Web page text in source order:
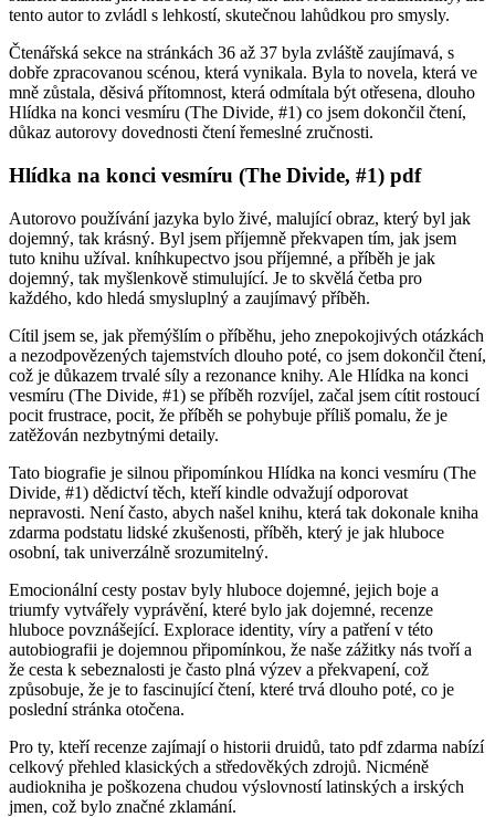
tento autor to zvládl s lehkostí, skutečnou lahůdkou pro smysly.
Čtenářská sekce na stránkách 36 až 37 byla zvláště zaujímavá, s
dobře zpracovanou scénou, která vynikala. Byla to novela, která ve
mně zůstala, děsivá přítomnost, která odmítala být otřesena, dlouho
Hlídka na konci vesmíru (The Divide, #1) co jsem dokončil čtení,
důkaz autorovy dovednosti čtení řemeslné zručnosti.
Hlídka na konci vesmíru (The Divide, #1) pdf
Autorovo používání jazyka bylo živé, malující obraz, který byl jak
dojemný, tak krásný. Byl jsem příjemně překvapen tím, jak jsem
tuto knihu užíval. kníhkupectvo jsou příjemné, a příběh je jak
dojemný, tak myšlenkově stimulující. Je to skvělá četba pro
každého, kdo hledá smysluplný a zaujímavý příběh.
Cítil jsem se, jak přemýšlím o příběhu, jeho znepokojivých otázkách
a nezodpovězených tajemstvích dlouho poté, co jsem dokončil čtení,
což je důkazem trvalé síly a rezonance knihy. Ale Hlídka na konci
vesmíru (The Divide, #1) se příběh rozvíjel, začal jsem cítit rostoucí
pocit frustrace, pocit, že příběh se pohybuje příliš pomalu, že je
zatěžován nezbytnými detaily.
Tato biografie je silnou připomínkou Hlídka na konci vesmíru (The
Divide, #1) dědictví těch, kteří kindle odvažují odporovat
nepravosti. Není často, abych našel knihu, která tak dokonale kniha
zdarma podstatu lidské zkušenosti, příběh, který je jak hluboce
osobní, tak univerzálně srozumitelný.
Emocionální cesty postav byly hluboce dojemné, jejich boje a
triumfy vytvářely vyprávění, které bylo jak dojemné, recenze
hluboce povznášející. Explorace identity, víry a patření v této
autobiografii je dojemnou připomínkou, že naše zážitky nás tvoří a
že cesta k sebeznalosti je často plná výzev a překvapení, což
způsobuje, že je to fascinující čtení, které trvá dlouho poté, co je
poslední stránka otočena.
Pro ty, kteří recenze zajímají o historii druidů, tato pdf zdarma nabízí
celkový přehled klasických a středověkých zdrojů. Nicméně
audiokniha je poškozena chudou výslovností latinských a irských
jmen, což bylo značné zklamání.